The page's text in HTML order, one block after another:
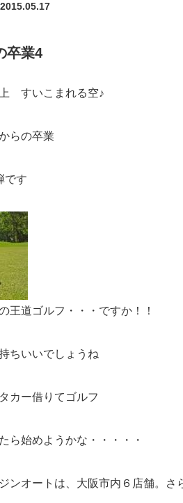
2015.05.17
卒業4
すいこまれる空♪
らの卒業
です
王道ゴルフ・・・ですか！！
ちいいでしょうね
カー借りてゴルフ
ら始めようかな・・・・・
ンオートは、大阪市内６店舗。さ